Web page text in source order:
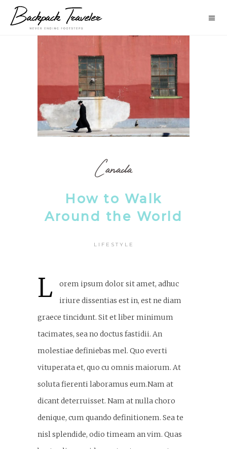
Canada
How to Walk
Around the World
LIFESTYLE
L
orem ipsum dolor sit amet, adhuc
iriure dissentias est in, est ne diam
graece tincidunt. Sit et liber minimum
tacimates, sea no doctus fastidii. An
molestiae definiebas mel. Quo everti
vituperata et, quo cu omnis maiorum. At
soluta fierenti laboramus eum.Nam at
dicant deterruisset. Nam at nulla choro
denique, cum quando definitionem. Sea te
nisl splendide, odio timeam an vim. Quas